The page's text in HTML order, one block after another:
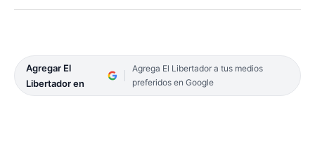
Agregar El
Libertador en
Agrega El Libertador a tus medios
preferidos en Google